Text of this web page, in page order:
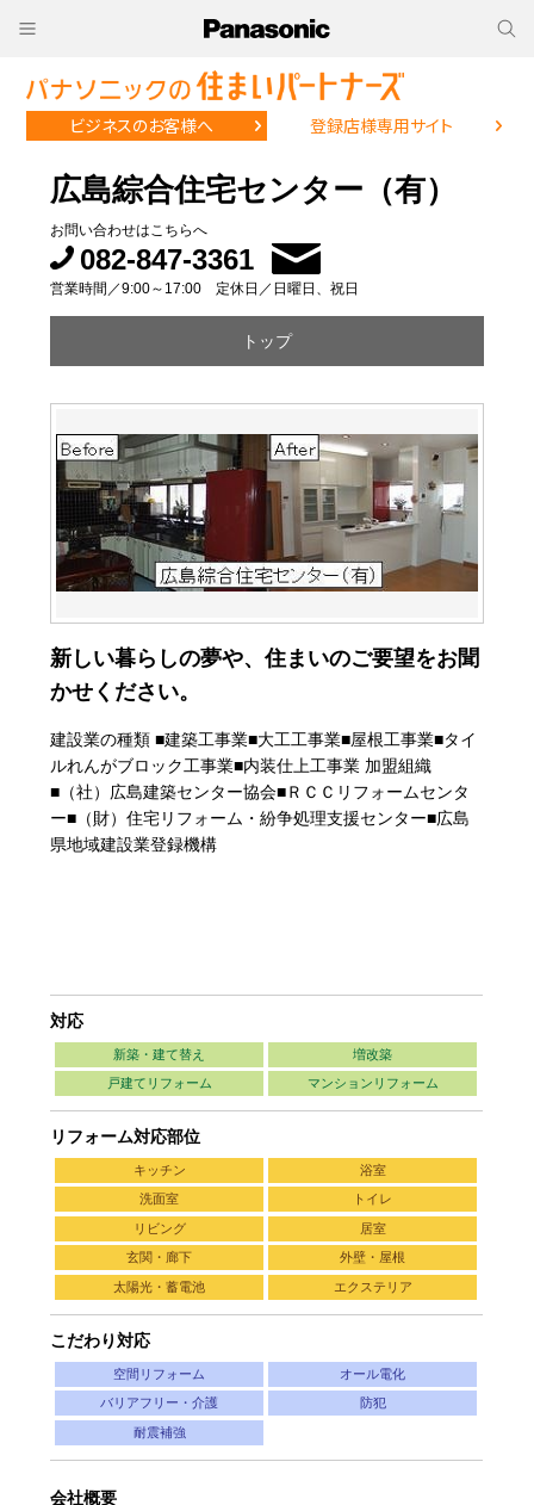
ビジネスのお客様へ 登録店様専用サイト
広島綜合住宅センター（有）
お問い合わせはこちらへ
082-847-3361
営業時間／9:00～17:00 定休日／日曜日、祝日
トップ
新しい暮らしの夢や、住まいのご要望をお聞
かせください。
建設業の種類 ■建築工事業■大工工事業■屋根工事業■タイ
ルれんがブロック工事業■内装仕上工事業 加盟組織
■（社）広島建築センター協会■ＲＣＣリフォームセンタ
ー■（財）住宅リフォーム・紛争処理支援センター■広島
県地域建設業登録機構
対応
新築・建て替え 増改築
戸建てリフォーム マンションリフォーム
リフォーム対応部位
キッチン 浴室
洗面室 トイレ
リビング 居室
玄関・廊下 外壁・屋根
太陽光・蓄電池 エクステリア
こだわり対応
空間リフォーム オール電化
バリアフリー・介護 防犯
耐震補強
会社概要